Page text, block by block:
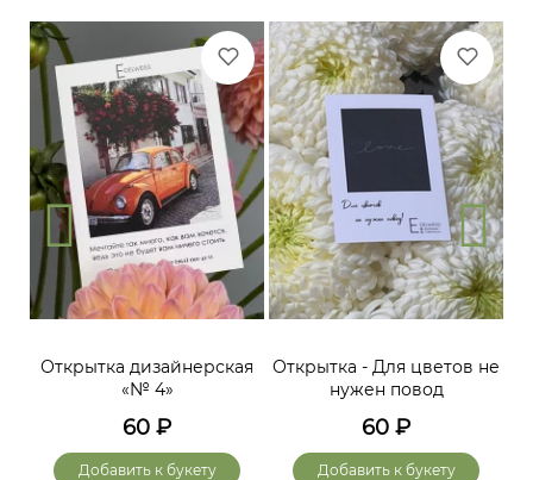
Открытка дизайнерская
«№ 4»
60 ₽
Добавить к букету
Открытка - Для цветов не
нужен повод
60 ₽
Добавить к букету